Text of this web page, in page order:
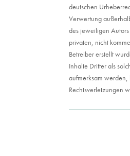
deutschen
Verwertung
des jeweiligen
privaten, nicht
Betreiber erstellt
Inhalte Dritter als
aufmerksam
Rechtsverletzungen